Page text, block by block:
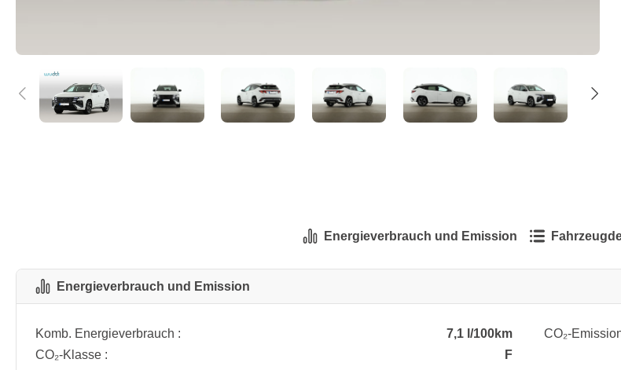
Energieverbrauch und Emission
Energieverbrauch und Emission
Komb. Energieverbrauch : 7,1 l/100km CO₂-
CO₂-Klasse :
F